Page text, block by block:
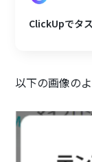
ClickUpでタ
以下の画像の